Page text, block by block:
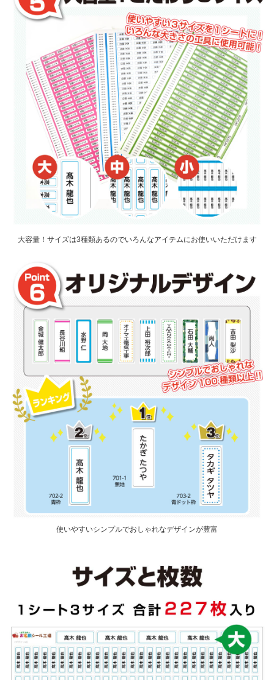
大容量！サイズは3種類あるのでいろんなアイテムにお使いいただけます
使いやすいシンプルでおしゃれなデザインが豊富